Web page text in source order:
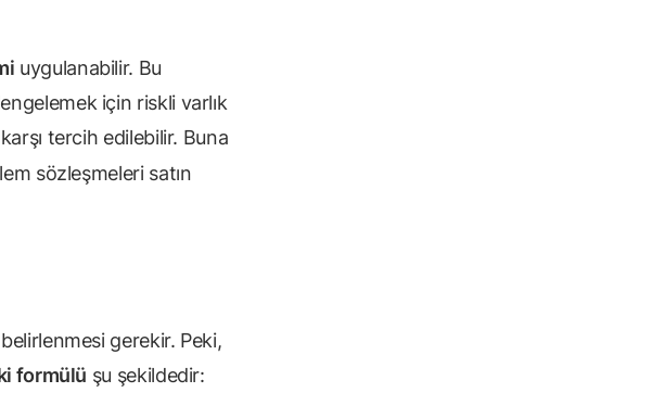
uygulanabilir. Bu
için riskli varlık
tercih edilebilir. Buna
sözleşmeleri satın
gerekir. Peki,
formülü şu şekildedir: